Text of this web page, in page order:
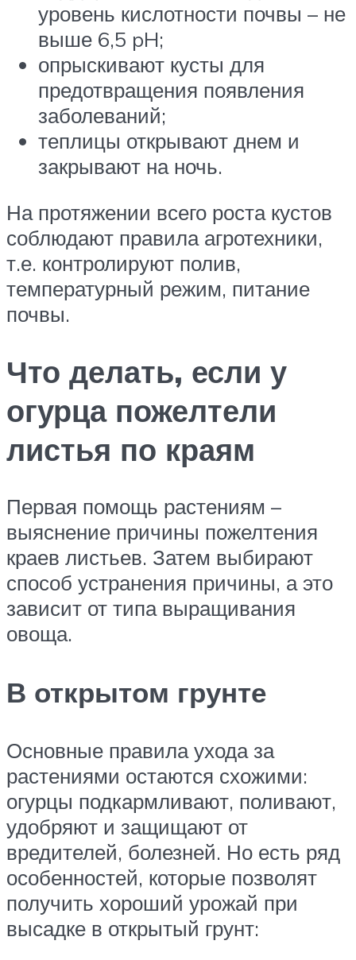
уровень кислотности почвы – не
выше 6,5 pH;
опрыскивают кусты для
предотвращения появления
заболеваний;
теплицы открывают днем и
закрывают на ночь.
На протяжении всего роста кустов
соблюдают правила агротехники,
т.е. контролируют полив,
температурный режим, питание
почвы.
Что делать, если у
огурца пожелтели
листья по краям
Первая помощь растениям –
выяснение причины пожелтения
краев листьев. Затем выбирают
способ устранения причины, а это
зависит от типа выращивания
овоща.
В открытом грунте
Основные правила ухода за
растениями остаются схожими:
огурцы подкармливают, поливают,
удобряют и защищают от
вредителей, болезней. Но есть ряд
особенностей, которые позволят
получить хороший урожай при
высадке в открытый грунт: